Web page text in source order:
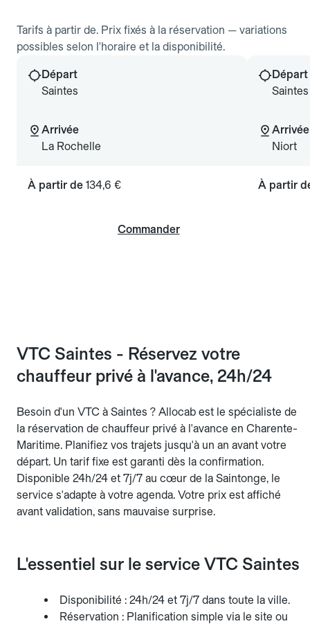
Tarifs à partir de. Prix fixés à la réservation — variations
possibles selon l'horaire et la disponibilité.
Départ
Saintes
Arrivée
La Rochelle
À partir de 134,6 €
Commander
Départ
Saintes
Arrivée
Niort
À partir
VTC Saintes - Réservez votre
chauffeur privé à l'avance, 24h/24
Besoin d'un VTC à Saintes ? Allocab est le spécialiste de
la réservation de chauffeur privé à l'avance en Charente-
Maritime. Planifiez vos trajets jusqu'à un an avant votre
départ. Un tarif fixe est garanti dès la confirmation.
Disponible 24h/24 et 7j/7 au cœur de la Saintonge, le
service s'adapte à votre agenda. Votre prix est affiché
avant validation, sans mauvaise surprise.
L'essentiel sur le service VTC Saintes
Disponibilité : 24h/24 et 7j/7 dans toute la ville.
Réservation : Planification simple via le site ou